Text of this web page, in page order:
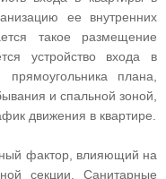
ее внутренних
такое размещение
устройство входа в
плана,
и спальной зоной,
движения в квартире.
фактор, влияющий на
секции. Санитарные